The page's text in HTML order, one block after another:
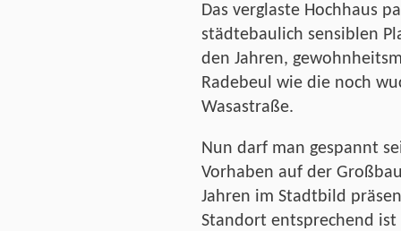
Das verglaste Hochhaus
städtebaulich sensiblen
den Jahren,
Radebeul wie die noch
Wasastraße.
Nun darf man gespannt
Vorhaben auf der
Jahren im Stadtbild
Standort entsprechend